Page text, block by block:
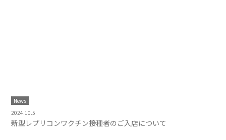
News
2024.10.5
新型レプリコンワクチン接種者のご入店について